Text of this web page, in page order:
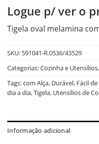
Logue p/ ver o
Tigela oval melamina
SKU: 591041-R.0536/43529
Categorias:Cozinha e Utensílios,
Tags:com Alça, Durável, Fácil
dia a dia,Tigela, Utensílios de
Informação adicional